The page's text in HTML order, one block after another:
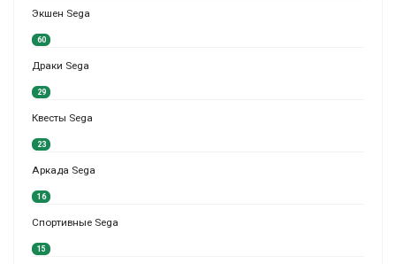
Экшен Sega
60
Драки Sega
29
Квесты Sega
23
Аркада Sega
16
Спортивные Sega
15